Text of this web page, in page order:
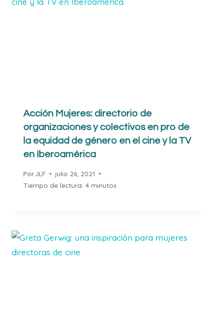
Acción Mujeres: directorio de
organizaciones y colectivos en pro de
la equidad de género en el cine y la TV
en Iberoamérica
PorJLF
julio 26, 2021
Tiempo de lectura: 4 minutos